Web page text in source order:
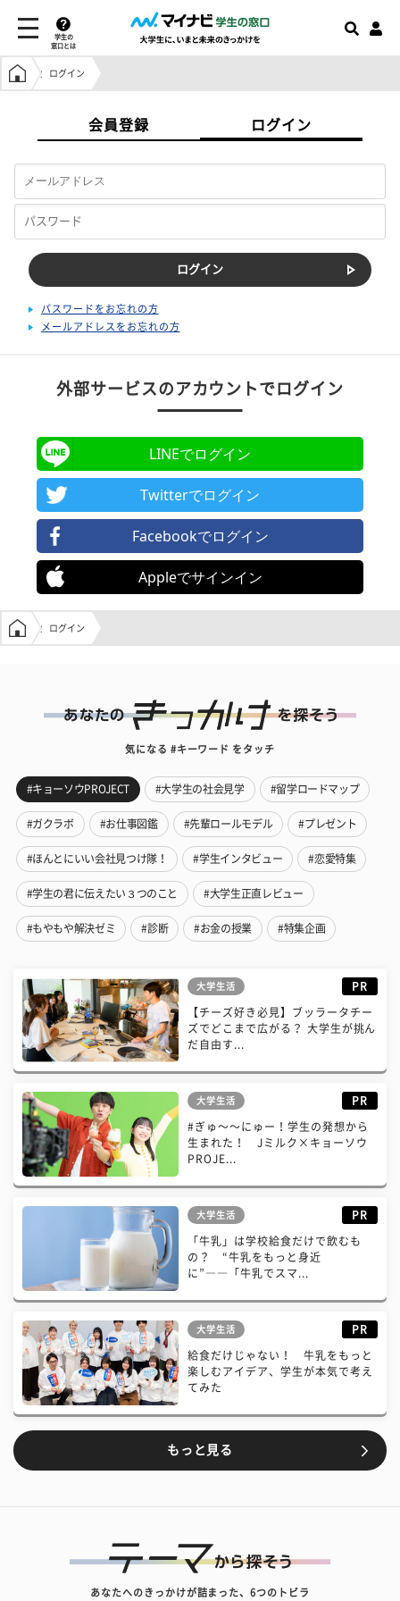
学生の
窓口とは
学生の窓口トップ
ログイン
会員登録 ログイン
パスワードをお忘れの方
メールアドレスをお忘れの方
外部サービスのアカウントでログイン
LINEでログイン
Twitterでログイン
Facebookでログイン
Appleでサインイン
学生の窓口トップ
ログイン
気になる #キーワード をタッチ
#キョーソウPROJECT #大学生の社会見学 #留学ロードマップ
#ガクラボ #お仕事図鑑 #先輩ロールモデル #プレゼント
#ほんとにいい会社見つけ隊！ #学生インタビュー #恋愛特集
#学生の君に伝えたい３つのこと #大学生正直レビュー
#もやもや解決ゼミ #診断 #お金の授業 #特集企画
大学生活 PR
【チーズ好き必見】ブッラータチー
ズでどこまで広がる？ 大学生が挑ん
だ自由す...
大学生活 PR
#ぎゅ〜〜にゅー！学生の発想から
生まれた！ Jミルク×キョーソウ
PROJE...
大学生活 PR
「牛乳」は学校給食だけで飲むも
の？ “牛乳をもっと身近
に”――「牛乳でスマ...
大学生活 PR
給食だけじゃない！ 牛乳をもっと
楽しむアイデア、学生が本気で考え
てみた
もっと見る
あなたへのきっかけが詰まった、6つのトビラ